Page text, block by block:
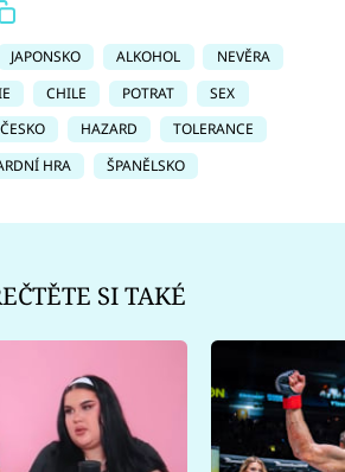
JAPONSKO ALKOHOL
NEVĚRA
CHILE POTRAT
SEX
ČESKO HAZARD
TOLERANCE
HRA ŠPANĚLSKO
SI TAKÉ